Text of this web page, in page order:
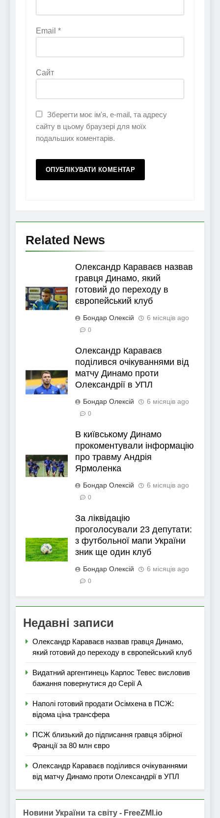
Email *
Сайт
Зберегти моє ім'я, e-mail, та адресу
сайту в цьому браузері для моїх
подальших коментарів.
Related News
Олександр Караваєв назвав
гравця Динамо, який
готовий до переходу в
європейський клуб
Бондар Олексій 6 місяців ago
0
Олександр Караваєв
поділився очікуваннями від
матчу Динамо проти
Олександрії в УПЛ
Бондар Олексій 6 місяців ago
0
В київському Динамо
прокоментували інформацію
про травму Андрія
Ярмоленка
Бондар Олексій 6 місяців ago
0
За ліквідацію
проголосували 23 депутати:
з футбольної мапи України
зник ще один клуб
Бондар Олексій 6 місяців ago
0
Недавні записи
Олександр Караваєв назвав гравця Динамо,
який готовий до переходу в європейський клуб
Видатний аргентинець Карлос Тевес висловив
бажання повернутися до Серії А
Наполі готовий продати Осімхена в ПСЖ:
відома ціна трансфера
ПСЖ близький до підписання гравця збірної
Франції за 80 млн євро
Олександр Караваєв поділився очікуваннями
від матчу Динамо проти Олександрії в УПЛ
Новини України та світу - FreeZMI.io